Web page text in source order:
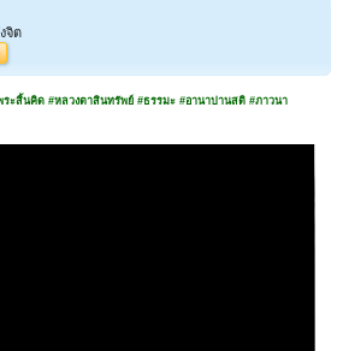
จิต
ระสิ้นคิด #หลวงตาสินทรัพย์ #ธรรมะ #อานาปานสติ #ภาวนา